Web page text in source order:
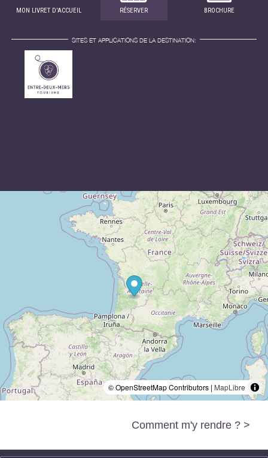
MON LIVRET D'ACCUEIL RÉSERVER BROCHURE
SITES ET APPLICATIONS DE LA DESTINATION:
© OpenStreetMap Contributors | MapLibre
Comment m'y rendre ? >